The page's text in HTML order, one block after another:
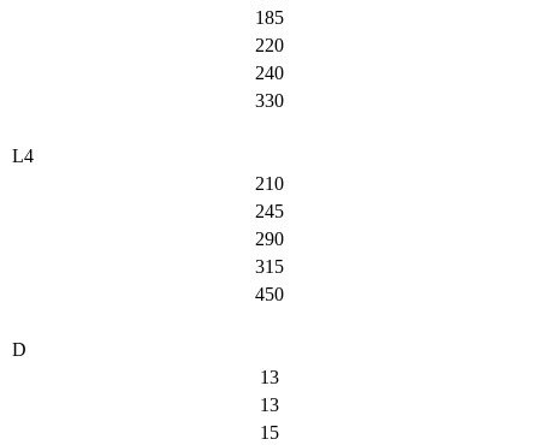
185
220
240
330
L4
210
245
290
315
450
D
13
13
15